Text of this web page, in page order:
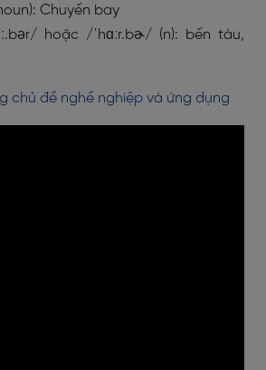
Chuyến bay
hoặc /ˈhɑːr.bɚ/ (n): bến tàu,
chủ đề nghề nghiệp và ứng dụng